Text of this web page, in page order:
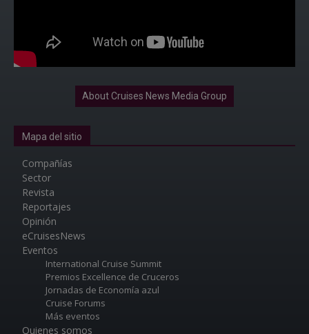
About Cruises News Media Group
Mapa del sitio
Compañías
Sector
Revista
Reportajes
Opinión
eCruisesNews
Eventos
International Cruise Summit
Premios Excellence de Cruceros
Jornadas de Economía azul
Cruise Forums
Más eventos
Quienes somos